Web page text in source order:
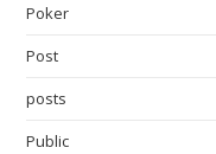
Poker
Post
posts
Public